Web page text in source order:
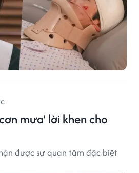
mưa' lời khen cho
được sự quan tâm đặc biệt